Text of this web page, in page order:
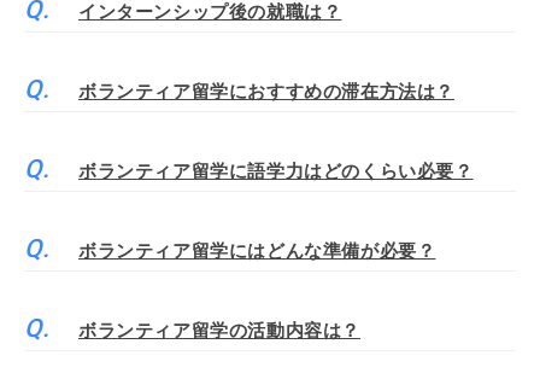
インターンシップ後の就職は？
ボランティア留学におすすめの滞在方法は？
ボランティア留学に語学力はどのくらい必要？
ボランティア留学にはどんな準備が必要？
ボランティア留学の活動内容は？